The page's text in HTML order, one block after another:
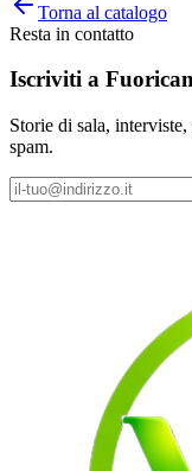
Torna al catalogo
Resta in contatto
Iscriviti a
Storie di sala,
spam.